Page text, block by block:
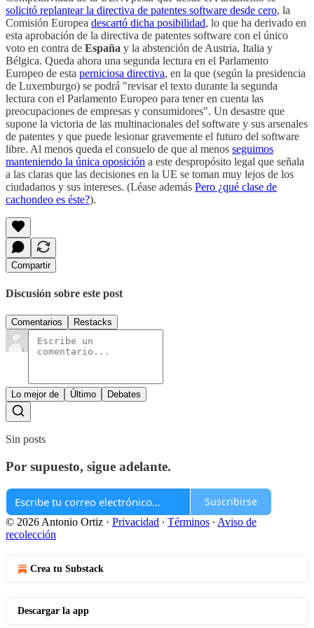
solicitó replantear la directiva de patentes software desde cero, la
Comisión Europea descartó dicha posibilidad, lo que ha derivado en
esta aprobación de la directiva de patentes software con el único
voto en contra de España y la abstención de Austria, Italia y
Bélgica. Queda ahora una segunda lectura en el Parlamento
Europeo de esta perniciosa directiva, en la que (según la presidencia
de Luxemburgo) se podrá "revisar el texto durante la segunda
lectura con el Parlamento Europeo para tener en cuenta las
preocupaciones de empresas y consumidores". Un desastre que
supone la victoria de las multinacionales del software y sus arsenales
de patentes y que puede lesionar gravemente el futuro del software
libre. Al menos queda el consuelo de que al menos seguimos
manteniendo la única oposición a este despropósito legal que señala
a las claras que las decisiones en la UE se toman muy lejos de los
ciudadanos y sus intereses. (Léase además Pero ¿qué clase de
cachondeo es éste?).
Compartir
Discusión sobre este post
Comentarios Restacks
Lo mejor de Último Debates
Sin posts
Por supuesto, sigue adelante.
Suscribirse
© 2026 Antonio Ortiz · Privacidad ∙ Términos ∙ Aviso de
recolección
Crea tu Substack
Descargar la app